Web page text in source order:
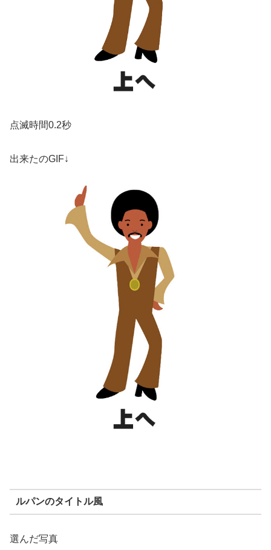
点滅時間0.2秒
出来たのGIF↓
ルパンのタイトル風
選んだ写真